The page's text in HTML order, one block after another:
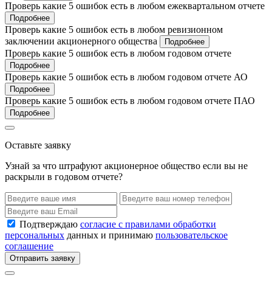
Проверь какие 5 ошибок есть в любом ежеквартальном отчете
Подробнее
Проверь какие 5 ошибок есть в любом ревизионном
заключении акционерного общества
Подробнее
Проверь какие 5 ошибок есть в любом годовом отчете
Подробнее
Проверь какие 5 ошибок есть в любом годовом отчете АО
Подробнее
Проверь какие 5 ошибок есть в любом годовом отчете ПАО
Подробнее
Оставьте заявку
Узнай за что штрафуют акционерное общество если вы не
раскрыли в годовом отчете?
Подтверждаю согласие с правилами обработки
персональных данных и принимаю пользовательское
соглашение
Отправить заявку